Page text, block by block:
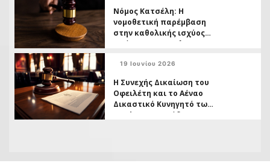
Νόμος Κατσέλη: Η
νομοθετική παρέμβαση
στην καθολικής ισχύος
απόφασης της ΟλΑΠ
ζήτημα των
καταβληθέντων
19 Ιουνίου 2026
Η Συνεχής Δικαίωση του
Οφειλέτη και το Αέναο
Δικαστικό Κυνηγητό των
Funds σε Πρωτόδικο